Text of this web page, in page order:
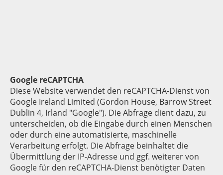
Google reCAPTCHA
Diese Website verwendet den reCAPTCHA-Dienst von
Google Ireland Limited (Gordon House, Barrow Street
Dublin 4, Irland "Google"). Die Abfrage dient dazu, zu
unterscheiden, ob die Eingabe durch einen Menschen
oder durch eine automatisierte, maschinelle
Verarbeitung erfolgt. Die Abfrage beinhaltet die
Übermittlung der IP-Adresse und ggf. weiterer von
Google für den reCAPTCHA-Dienst benötigter Daten